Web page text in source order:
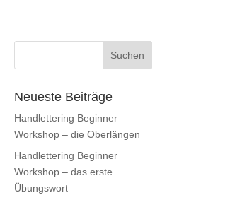
Workshops
Neueste Beiträge
Handlettering Beginner
Workshop – die Oberlängen
Handlettering Beginner
Workshop – das erste
Übungswort